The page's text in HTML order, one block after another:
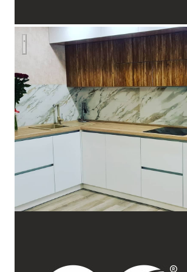
Уютная угловая кухня с фасадами